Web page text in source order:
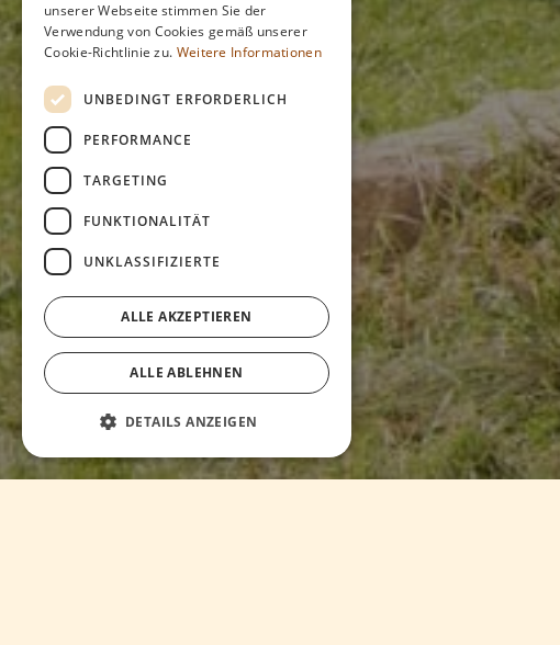
unserer Webseite stimmen Sie der
Verwendung von Cookies gemäß unserer
Cookie-Richtlinie zu. Weitere Informationen
UNBEDINGT ERFORDERLICH
PERFORMANCE
TARGETING
FUNKTIONALITÄT
UNKLASSIFIZIERTE
ALLE AKZEPTIEREN
ALLE ABLEHNEN
DETAILS ANZEIGEN